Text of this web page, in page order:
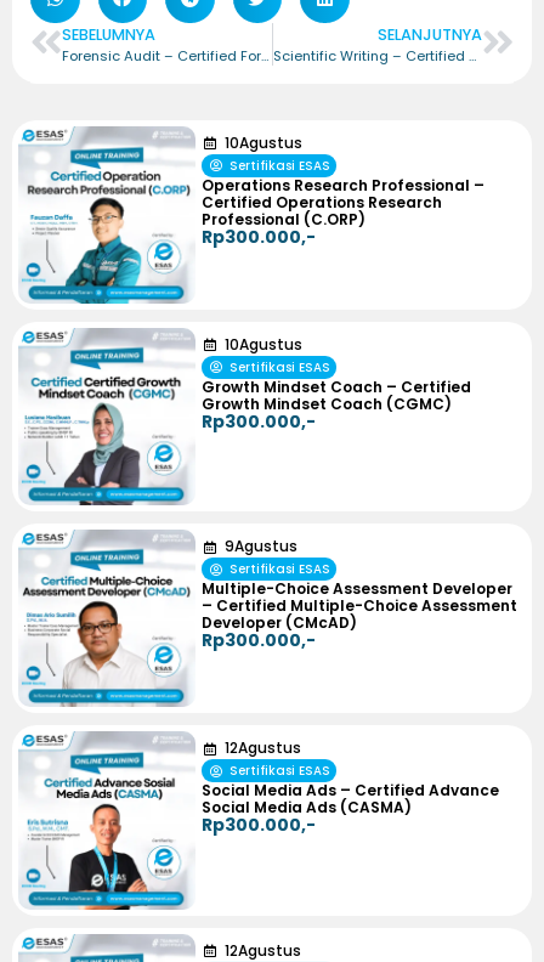
SEBELUMNYA
Forensic Audit – Certified Forensic Audit Senior (CFAS)
SELANJUTNYA
Scientific Writing – Certified Scientific Writing (CSW)
10Agustus
Sertifikasi ESAS
Operations Research Professional –
Certified Operations Research
Professional (C.ORP)
Rp300.000,-
10Agustus
Sertifikasi ESAS
Growth Mindset Coach – Certified
Growth Mindset Coach (CGMC)
Rp300.000,-
9Agustus
Sertifikasi ESAS
Multiple-Choice Assessment Developer
– Certified Multiple-Choice Assessment
Developer (CMcAD)
Rp300.000,-
12Agustus
Sertifikasi ESAS
Social Media Ads – Certified Advance
Social Media Ads (CASMA)
Rp300.000,-
12Agustus